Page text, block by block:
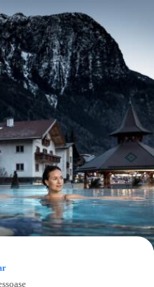
Auf der Karte anzeigen